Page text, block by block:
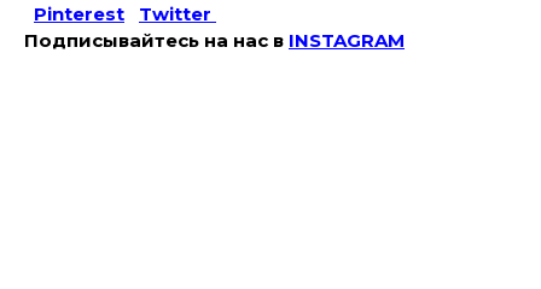
Pinterest
Twitter
Подписывайтесь на наc в INSTAGRAM